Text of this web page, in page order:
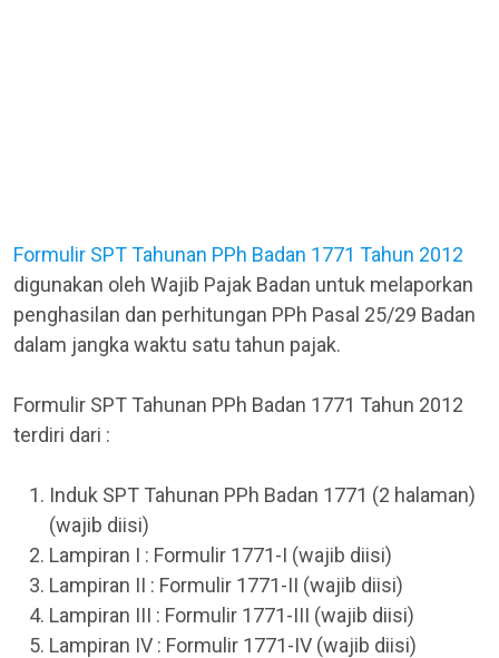
Formulir SPT Tahunan PPh Badan 1771 Tahun 2012
digunakan oleh Wajib Pajak Badan untuk melaporkan
penghasilan dan perhitungan PPh Pasal 25/29 Badan
dalam jangka waktu satu tahun pajak.
Formulir SPT Tahunan PPh Badan 1771 Tahun 2012
terdiri dari :
Induk SPT Tahunan PPh Badan 1771 (2 halaman)
(wajib diisi)
Lampiran I : Formulir 1771-I (wajib diisi)
Lampiran II : Formulir 1771-II (wajib diisi)
Lampiran III : Formulir 1771-III (wajib diisi)
Lampiran IV : Formulir 1771-IV (wajib diisi)